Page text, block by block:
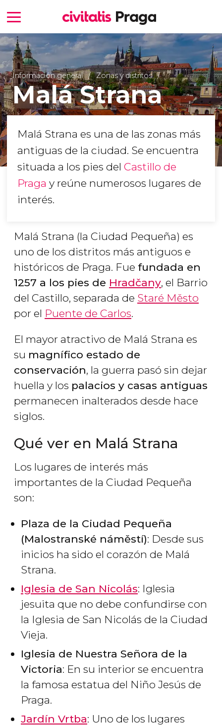
Información general Zonas y distritos
Malá Strana
Malá Strana es una de las zonas más
antiguas de la ciudad. Se encuentra
situada a los pies del Castillo de
Praga y reúne numerosos lugares de
interés.
Malá Strana (la Ciudad Pequeña) es
uno de los distritos más antiguos e
históricos de Praga. Fue fundada en
1257 a los pies de Hradčany, el Barrio
del Castillo, separada de Staré Město
por el Puente de Carlos.
El mayor atractivo de Malá Strana es
su magnífico estado de
conservación, la guerra pasó sin dejar
huella y los palacios y casas antiguas
permanecen inalterados desde hace
siglos.
Qué ver en Malá Strana
Los lugares de interés más
importantes de la Ciudad Pequeña
son:
Plaza de la Ciudad Pequeña
(Malostranské náměstí): Desde sus
inicios ha sido el corazón de Malá
Strana.
Iglesia de San Nicolás: Iglesia
jesuita que no debe confundirse con
la Iglesia de San Nicolás de la Ciudad
Vieja.
Iglesia de Nuestra Señora de la
Victoria: En su interior se encuentra
la famosa estatua del Niño Jesús de
Praga.
Jardín Vrtba: Uno de los lugares